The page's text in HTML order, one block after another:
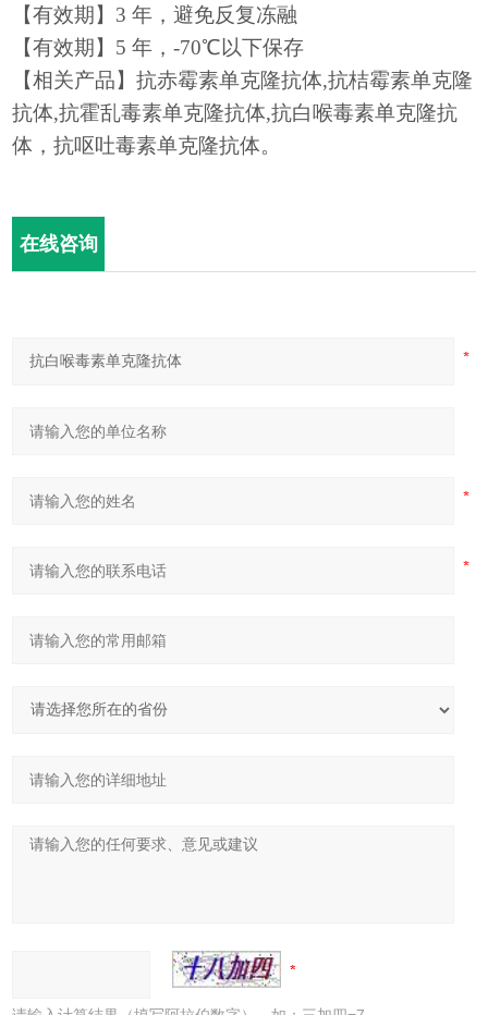
【有效期】3 年，避免反复冻融
【有效期】5 年，-70℃以下保存
【相关产品】抗赤霉素单克隆抗体,抗桔霉素单克隆
抗体,抗霍乱毒素单克隆抗体,抗白喉毒素单克隆抗
体，抗呕吐毒素单克隆抗体。
在线咨询